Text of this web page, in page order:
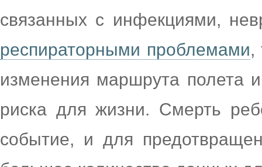
связанных с инфекциями,
респираторными проблемами,
изменения маршрута полета
риска для жизни. Смерть
событие, и для